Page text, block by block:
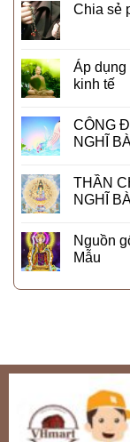
Chia sẻ
Áp dụng
kinh tế
CÔNG
NGHĨ
THẦN
NGHĨ
Nguồn
Mẫu